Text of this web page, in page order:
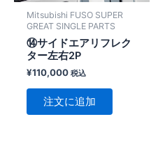
Mitsubishi FUSO SUPER
GREAT SINGLE PARTS
⑭サイドエアリフレク
ター左右2P
¥110,000 税込
注文に追加